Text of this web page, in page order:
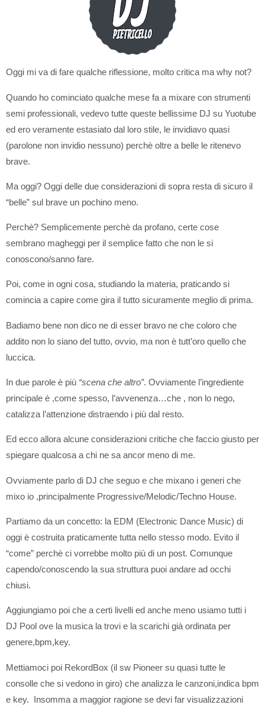
Oggi mi va di fare qualche riflessione, molto critica ma why not?
Quando ho cominciato qualche mese fa a mixare con strumenti
semi professionali, vedevo tutte queste bellissime DJ su Yuotube
ed ero veramente estasiato dal loro stile, le invidiavo quasi
(parolone non invidio nessuno) perchè oltre a belle le ritenevo
brave.
Ma oggi? Oggi delle due considerazioni di sopra resta di sicuro il
“belle” sul brave un pochino meno.
Perchè? Semplicemente perchè da profano, certe cose
sembrano magheggi per il semplice fatto che non le si
conoscono/sanno fare.
Poi, come in ogni cosa, studiando la materia, praticando si
comincia a capire come gira il tutto sicuramente meglio di prima.
Badiamo bene non dico ne di esser bravo ne che coloro che
addito non lo siano del tutto, ovvio, ma non è tutt’oro quello che
luccica.
In due parole è più “scena che altro”. Ovviamente l’ingrediente
principale è ,come spesso, l’avvenenza…che , non lo nego,
catalizza l’attenzione distraendo i più dal resto.
Ed ecco allora alcune considerazioni critiche che faccio giusto per
spiegare qualcosa a chi ne sa ancor meno di me.
Ovviamente parlo di DJ che seguo e che mixano i generi che
mixo io ,principalmente Progressive/Melodic/Techno House.
Partiamo da un concetto: la EDM (Electronic Dance Music) di
oggi è costruita praticamente tutta nello stesso modo. Evito il
“come” perchè ci vorrebbe molto più di un post. Comunque
capendo/conoscendo la sua struttura puoi andare ad occhi
chiusi.
Aggiungiamo poi che a certi livelli ed anche meno usiamo tutti i
DJ Pool ove la musica la trovi e la scarichi già ordinata per
genere,bpm,key.
Mettiamoci poi RekordBox (il sw Pioneer su quasi tutte le
consolle che si vedono in giro) che analizza le canzoni,indica bpm
e key. Insomma a maggior ragione se devi far visualizzazioni